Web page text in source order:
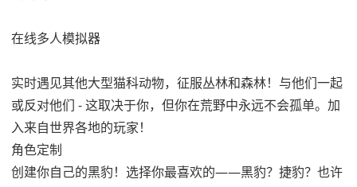
在线多人模拟器
实时遇见其他大型猫科动物，征服丛林和森林！与他们一起
或反对他们 - 这取决于你，但你在荒野中永远不会孤单。加
入来自世界各地的玩家！
角色定制
创建你自己的黑豹！选择你最喜欢的——黑豹？捷豹？也许